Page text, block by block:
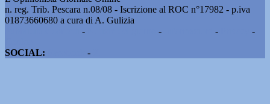
n. reg. Trib. Pescara n.08/08 - Iscrizione al ROC n°17982 - p.iva
01873660680 a cura di A. Gulizia
- - -
-
SOCIAL:
-